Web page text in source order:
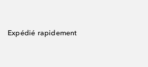
Expédié rapidement